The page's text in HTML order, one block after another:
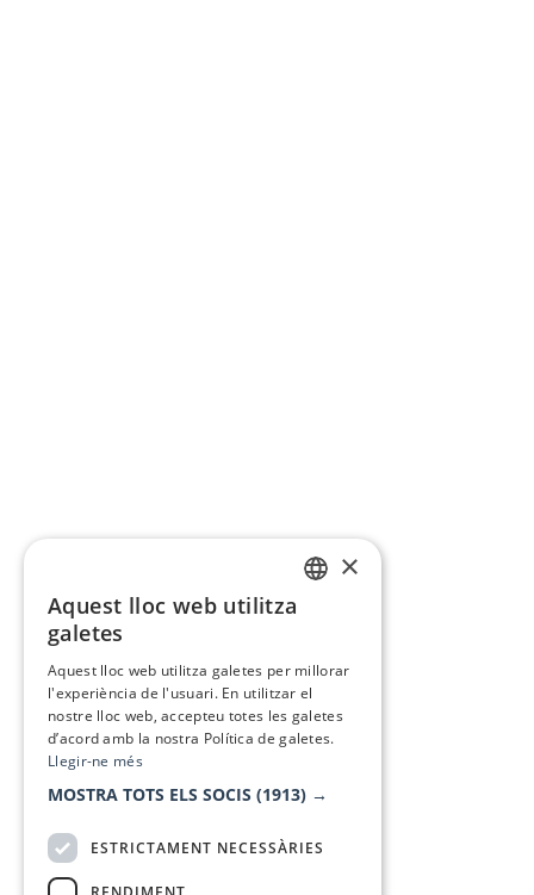
×
Aquest lloc web utilitza
galetes
Aquest lloc web utilitza galetes per millorar
l'experiència de l'usuari. En utilitzar el
nostre lloc web, accepteu totes les galetes
d’acord amb la nostra Política de galetes.
Llegir-ne més
MOSTRA TOTS ELS SOCIS (1913) →
ESTRICTAMENT NECESSÀRIES